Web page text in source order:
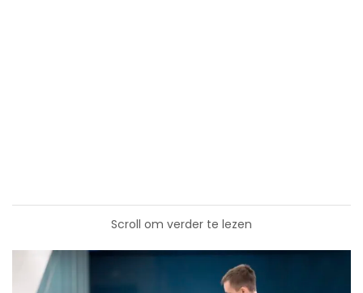
Scroll om verder te lezen